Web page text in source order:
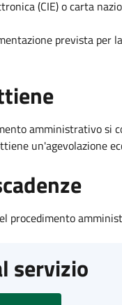
(CIE) o carta
prevista per
amministrativo si
un'agevolazione
procedimento
servizio